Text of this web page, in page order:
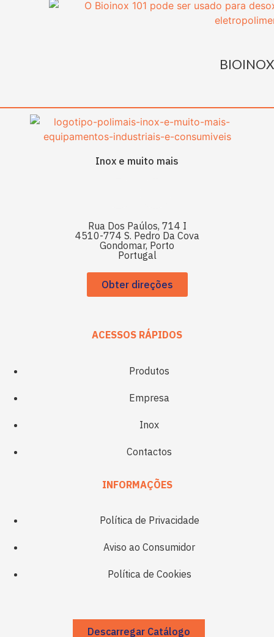
Inox e muito mais
Rua Dos Paúlos, 714 I
4510-774 S. Pedro Da Cova
Gondomar, Porto
Portugal
Obter direções
ACESSOS RÁPIDOS
Produtos
Empresa
Inox
Contactos
INFORMAÇÕES
Política de Privacidade
Aviso ao Consumidor
Política de Cookies
Descarregar Catálogo